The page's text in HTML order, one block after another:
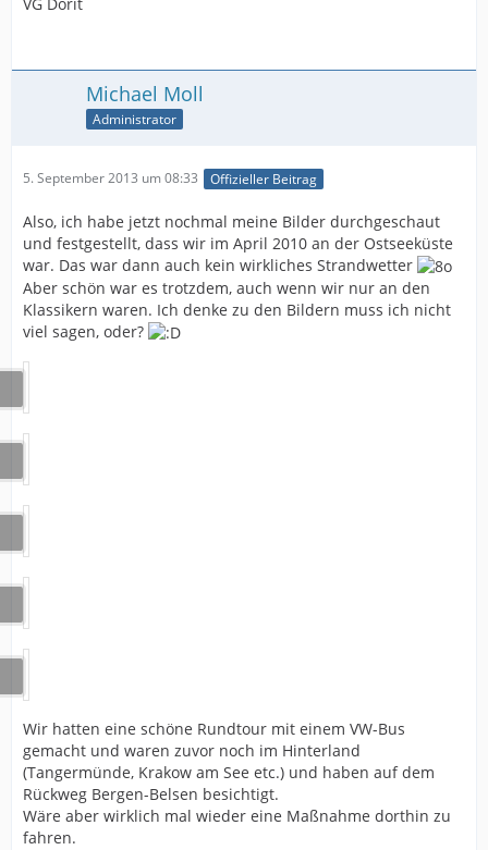
Michael Moll
Administrator
5. September 2013 um 08:33 Offizieller Beitrag
Also, ich habe jetzt nochmal meine Bilder durchgeschaut
und festgestellt, dass wir im April 2010 an der Ostseeküste
war. Das war dann auch kein wirkliches Strandwetter
Aber schön war es trotzdem, auch wenn wir nur an den
Klassikern waren. Ich denke zu den Bildern muss ich nicht
viel sagen, oder?
Wir hatten eine schöne Rundtour mit einem VW-Bus
gemacht und waren zuvor noch im Hinterland
(Tangermünde, Krakow am See etc.) und haben auf dem
Rückweg Bergen-Belsen besichtigt.
Wäre aber wirklich mal wieder eine Maßnahme dorthin zu
fahren.